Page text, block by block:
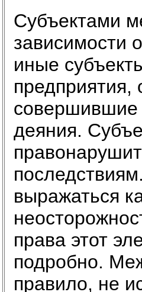
Субъектами
зависимости
иные
предприятия,
совершившие
деяния.
выражаться
права этот
подробно.
правило, не